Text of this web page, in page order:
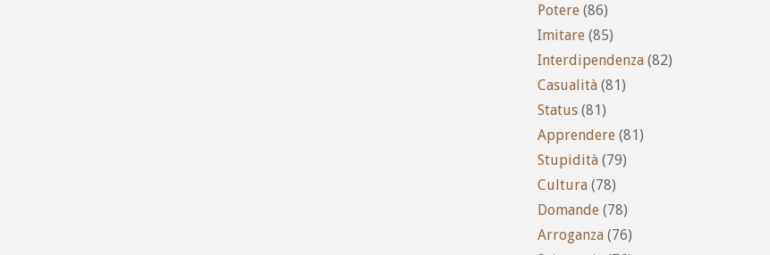
Potere (86)
Imitare (85)
Interdipendenza (82)
Casualità (81)
Status (81)
Apprendere (81)
Stupidità (79)
Cultura (78)
Domande (78)
Arroganza (76)